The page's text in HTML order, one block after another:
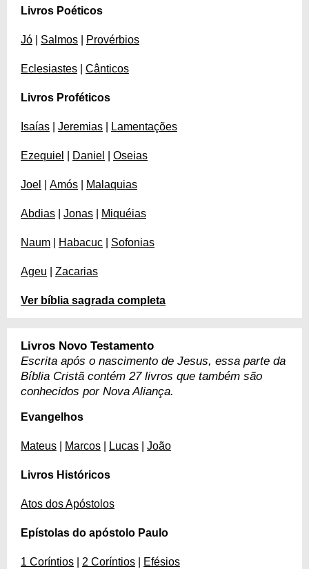
Livros Poéticos
Jó Salmos Provérbios
Eclesiastes Cânticos
Livros Proféticos
Isaías Jeremias Lamentações
Ezequiel Daniel Oseias
Joel Amós Malaquias
Abdias Jonas Miquéias
Naum Habacuc Sofonias
Ageu Zacarias
Ver bíblia sagrada completa
Livros Novo Testamento
Escrita após o nascimento de Jesus, essa parte da
Bíblia Cristã contém 27 livros que também são
conhecidos por Nova Aliança.
Evangelhos
Mateus Marcos Lucas João
Livros Históricos
Atos dos Apóstolos
Epístolas do apóstolo Paulo
1 Coríntios 2 Coríntios Efésios